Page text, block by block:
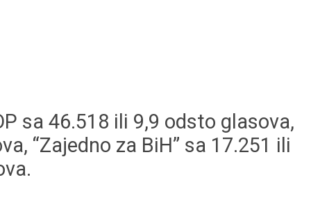
sa 46.518 ili 9,9 odsto glasova,
“Zajedno za BiH” sa 17.251 ili